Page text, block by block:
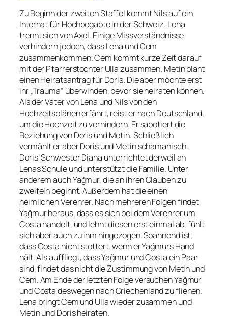
Zu Beginn der zweiten Staffel kommt Nils auf ein
Internat für Hochbegabte in der Schweiz. Lena
trennt sich von Axel. Einige Missverständnisse
verhindern jedoch, dass Lena und Cem
zusammenkommen. Cem kommt kurze Zeit darauf
mit der Pfarrerstochter Ulla zusammen. Metin plant
einen Heiratsantrag für Doris. Die aber möchte erst
ihr „Trauma“ überwinden, bevor sie heiraten können.
Als der Vater von Lena und Nils von den
Hochzeitsplänen erfährt, reist er nach Deutschland,
um die Hochzeit zu verhindern. Er sabotiert die
Beziehung von Doris und Metin. Schließlich
vermählt er aber Doris und Metin schamanisch.
Doris’ Schwester Diana unterrichtet derweil an
Lenas Schule und unterstützt die Familie. Unter
anderem auch Yağmur, die an ihren Glauben zu
zweifeln beginnt. Außerdem hat die einen
heimlichen Verehrer. Nach mehreren Folgen findet
Yağmur heraus, dass es sich bei dem Verehrer um
Costa handelt, und lehnt diesen erst einmal ab, fühlt
sich aber auch zu ihm hingezogen. Spannend ist,
dass Costa nicht stottert, wenn er Yağmurs Hand
hält. Als auffliegt, dass Yağmur und Costa ein Paar
sind, findet das nicht die Zustimmung von Metin und
Cem. Am Ende der letzten Folge versuchen Yağmur
und Costa deswegen nach Griechenland zu fliehen.
Lena bringt Cem und Ulla wieder zusammen und
Metin und Doris heiraten.